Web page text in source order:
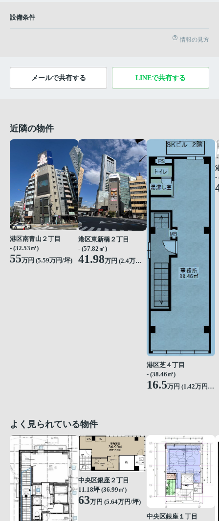
設備条件
情報の見方
メールで共有する LINEで共有する
近隣の物件
港区南青山２丁目
- (32.53㎡)
55万円 (5.59万円/坪)
港区東新橋２丁目
- (57.82㎡)
41.98万円 (2.4万円/坪)
港区芝４丁目
- (38.46㎡)
16.5万円 (1.42万円/坪)
-
よく見られている物件
中央区銀座２丁目
11.18坪 (36.99㎡)
63万円 (5.64万円/坪)
中央区銀座１丁目